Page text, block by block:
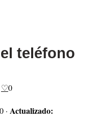
teléfono
♡0
· Actualizado: